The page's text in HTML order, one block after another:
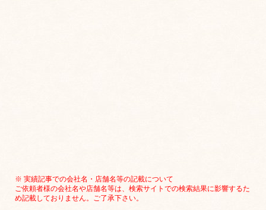
※ 実績記事での会社名・店舗名等の記載について
ご依頼者様の会社名や店舗名等は、検索サイトでの検索結果に影響するた
め記載しておりません。ご了承下さい。